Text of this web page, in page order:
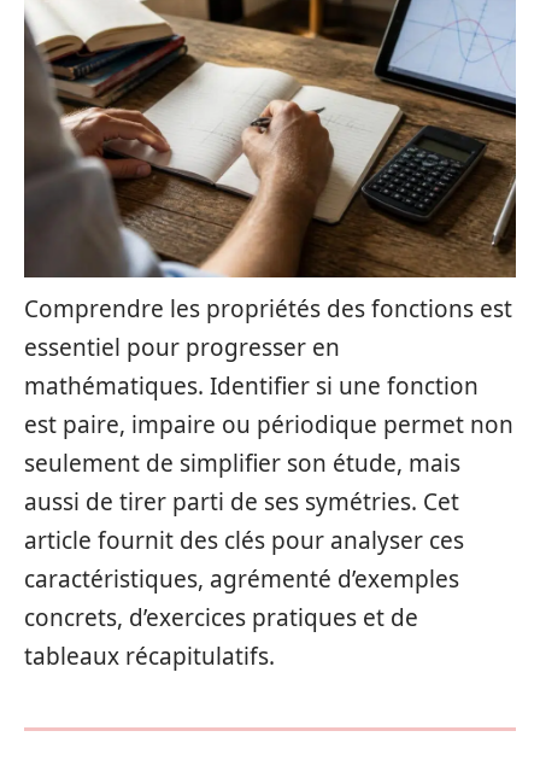
Comprendre les propriétés des fonctions est
essentiel pour progresser en
mathématiques. Identifier si une fonction
est paire, impaire ou périodique permet non
seulement de simplifier son étude, mais
aussi de tirer parti de ses symétries. Cet
article fournit des clés pour analyser ces
caractéristiques, agrémenté d’exemples
concrets, d’exercices pratiques et de
tableaux récapitulatifs.